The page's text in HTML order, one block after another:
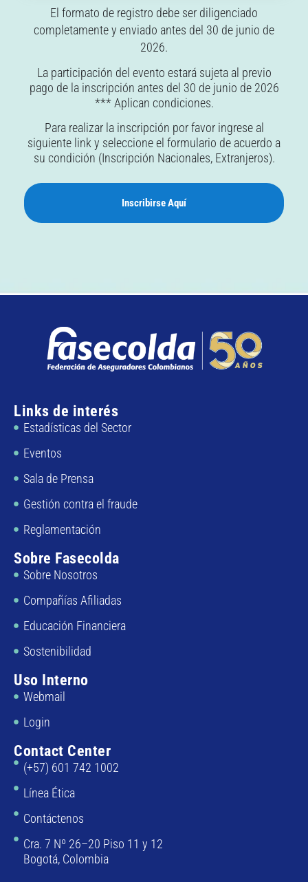
El formato de registro debe ser diligenciado
completamente y enviado antes del 30 de junio de
2026.
La participación del evento estará sujeta al previo
pago de la inscripción antes del 30 de junio de 2026
*** Aplican condiciones.
Para realizar la inscripción por favor ingrese al
siguiente link y seleccione el formulario de acuerdo a
su condición (Inscripción Nacionales, Extranjeros).
Inscribirse Aquí
Links de interés
Estadísticas del Sector
Eventos
Sala de Prensa
Gestión contra el fraude
Reglamentación
Sobre Fasecolda
Sobre Nosotros
Compañías Afiliadas
Educación Financiera
Sostenibilidad
Uso Interno
Webmail
Login
Contact Center
(+57) 601 742 1002
Línea Ética
Contáctenos
Cra. 7 Nº 26–20 Piso 11 y 12
Bogotá, Colombia